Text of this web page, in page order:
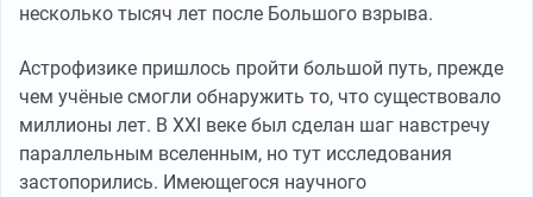
несколько тысяч лет после Большого взрыва.
Астрофизике пришлось пройти большой путь, прежде
чем учёные смогли обнаружить то, что существовало
миллионы лет. В XXI веке был сделан шаг навстречу
параллельным вселенным, но тут исследования
застопорились. Имеющегося научного